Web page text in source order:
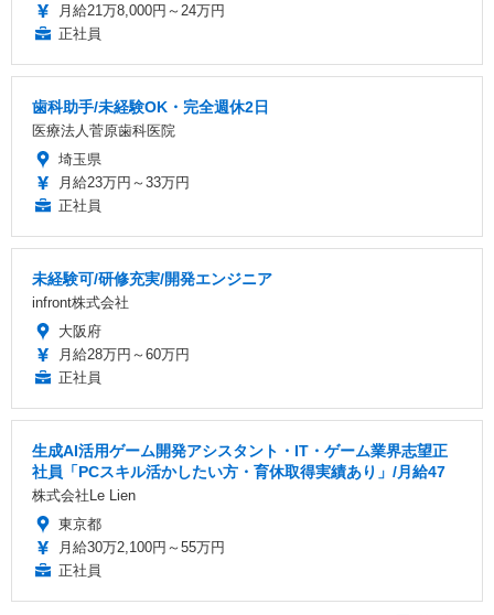
月給21万8,000円～24万円
正社員
歯科助手/未経験OK・完全週休2日
医療法人菅原歯科医院
埼玉県
月給23万円～33万円
正社員
未経験可/研修充実/開発エンジニア
infront株式会社
大阪府
月給28万円～60万円
正社員
生成AI活用ゲーム開発アシスタント・IT・ゲーム業界志望正
社員「PCスキル活かしたい方・育休取得実績あり」/月給47
株式会社Le Lien
東京都
月給30万2,100円～55万円
正社員